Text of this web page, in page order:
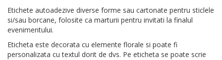
Etichete autoadezive diverse forme sau cartonate pentru sticlele
si/sau borcane, folosite ca marturii pentru invitati la finalul
evenimentului.
Eticheta este decorata cu elemente florale si poate fi
personalizata cu textul dorit de dvs. Pe eticheta se poate scrie
the
images
gallery
of
the
images
gallery